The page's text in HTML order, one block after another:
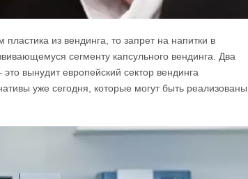
из вендинга, то запрет на напитки в
сегменту капсульного вендинга. Два
вынудит европейский сектор вендинга
уже сегодня, которые могут быть реализованы